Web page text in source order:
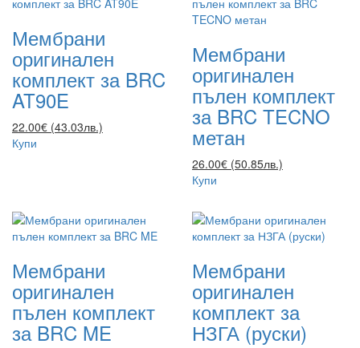
Мембрани
оригинален
комплект за BRC
AT90E
22.00€ (43.03лв.)
Купи
Мембрани
оригинален
пълен комплект
за BRC TECNO
метан
26.00€ (50.85лв.)
Купи
Мембрани
оригинален
пълен комплект
за BRC ME
Мембрани
оригинален
комплект за
НЗГА (руски)